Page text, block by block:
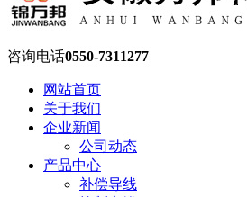
咨询电话0550-7311277
网站首页
关于我们
企业新闻
公司动态
产品中心
补偿导线